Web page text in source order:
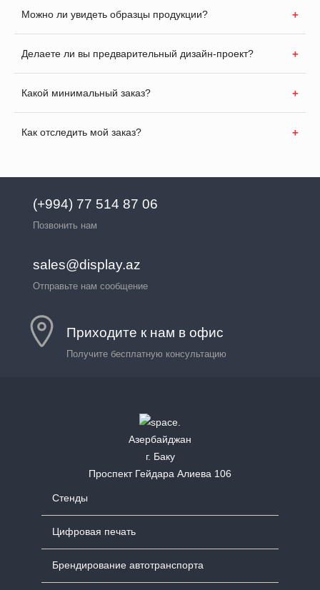
Можно ли увидеть образцы продукции?
Делаете ли вы предварительный дизайн-проект?
Какой минимальный заказ?
Как отследить мой заказ?
(+994) 77 514 87 06
Позвонить нам
sales@display.az
Отправьте нам сообщение
Приходите к нам в офис
Получите бесплатную консультацию
Азербайджан
г. Баку
Проспект Гейдара Алиева 106
Стенды
Цифровая печать
Брендирование автотранспорта